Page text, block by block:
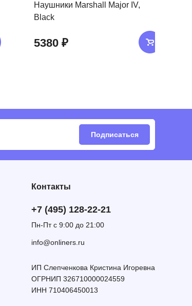
Наушники Marshall Major IV,
Black
5380 ₽
Подписаться
Контакты
+7 (495) 128-22-21
Пн-Пт с 9:00 до 21:00
info@onliners.ru
ИП Слепченкова Кристина Игоревна
ОГРНИП 326710000024559
ИНН 710406450013